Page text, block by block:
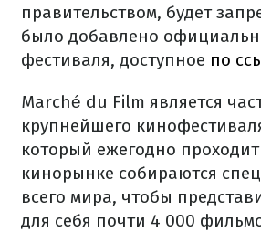
правительством, будет
было добавлено
фестиваля, доступное по
Marché du Film является
крупнейшего
который ежегодно
кинорынке собираются
всего мира, чтобы
для себя почти 4 000